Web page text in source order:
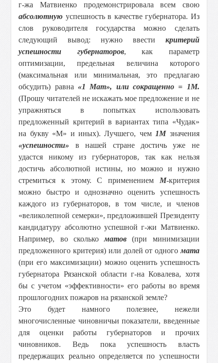
г-жа Матвиенко продемонстрировала всем свою
абсолютную успешность в качестве губернатора. Из
слов руководителя государства можно сделать
следующий вывод: нужно ввести критерий
успешности губернаторов, как параметр
оптимизации, предельная величина которого
(максимальная или минимальная, это предлагаю
обсудить) равна«1 Мат», или сокращенно = 1М.
(Прошу читателей не искажать мое предложение и не
упражняться в попытках использовать
предложенный критерий в вариантах типа «Чудак»
на букву «М» и иных). Лучшего, чем 1Мзначения
«успешности» в нашей стране достичь уже не
удастся никому из губернаторов, так как нельзя
достичь абсолютной истины, но можно и нужно
стремиться к этому. С применением М-критерия
можно быстро и однозначно оценить успешность
каждого из губернаторов, в том числе, и членов
«великолепной семерки», предложившей Президенту
кандидатуру абсолютно успешной г-жи Матвиенко.
Например, во сколькоматов (при минимизации
предложенного критерия) или долей от одногомата
(при его максимизации) можно оценить успешность
губернатора Рязанской области г-на Ковалева, хотя
бы с учетом «эффективности» его работы во время
прошлогодних пожаров на рязанской земле?
Это будет намного полезнее, нежели
многочисленные чиновничьи показатели, введенные
для оценки работы губернаторов и прочих
чиновников. Ведь пока успешность власть
предержащих реально определяется по успешности